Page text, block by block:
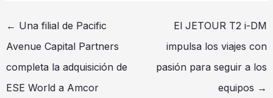
← Una filial de Pacific
Avenue Capital Partners
completa la adquisición de
ESE World a Amcor
El JETOUR T2 i-DM
impulsa los viajes con
pasión para seguir a los
equipos →